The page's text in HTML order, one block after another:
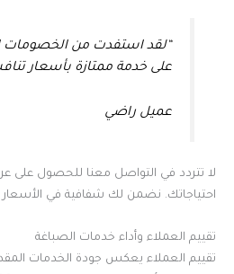
“لقد استفدت من الخصومات
على خدمة ممتازة بأسعار
عميل راضي
لا تتردد في التواصل معنا للحصول
احتياجاتك. نضمن لك شفافية في
تقييم العملاء وأداء خدمات الصباغة
تقييم العملاء يعكس جودة الخدمات